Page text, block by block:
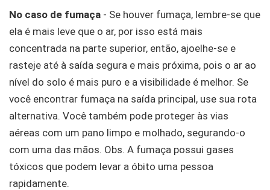
No caso de fumaça - Se houver fumaça, lembre-se que
ela é mais leve que o ar, por isso está mais
concentrada na parte superior, então, ajoelhe-se e
rasteje até à saída segura e mais próxima, pois o ar ao
nível do solo é mais puro e a visibilidade é melhor. Se
você encontrar fumaça na saída principal, use sua rota
alternativa. Você também pode proteger às vias
aéreas com um pano limpo e molhado, segurando-o
com uma das mãos. Obs. A fumaça possui gases
tóxicos que podem levar a óbito uma pessoa
rapidamente.